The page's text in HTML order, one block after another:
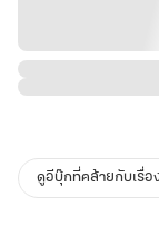
ดูอีบุ๊กที่คล้ายกับเรื่อ